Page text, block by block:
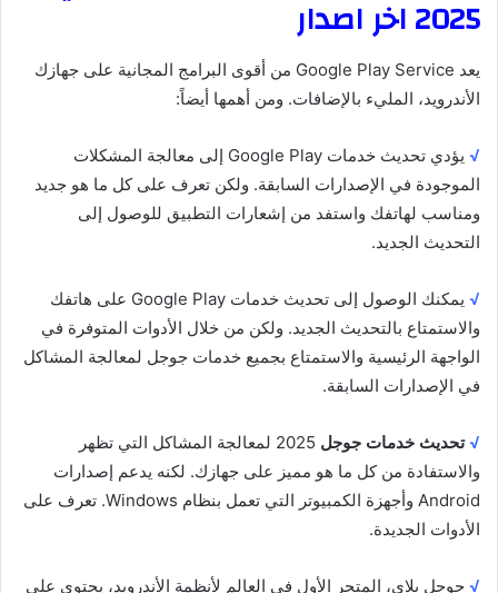
2025 اخر اصدار
يعد Google Play Service من أقوى البرامج المجانية على جهازك
الأندرويد، المليء بالإضافات. ومن أهمها أيضاً:
√
يؤدي تحديث خدمات Google Play إلى معالجة المشكلات
الموجودة في الإصدارات السابقة. ولكن تعرف على كل ما هو جديد
ومناسب لهاتفك واستفد من إشعارات التطبيق للوصول إلى
التحديث الجديد.
√
يمكنك الوصول إلى تحديث خدمات Google Play على هاتفك
والاستمتاع بالتحديث الجديد. ولكن من خلال الأدوات المتوفرة في
الواجهة الرئيسية والاستمتاع بجميع خدمات جوجل لمعالجة المشاكل
في الإصدارات السابقة.
√ تحديث خدمات جوجل
2025 لمعالجة المشاكل التي تظهر
والاستفادة من كل ما هو مميز على جهازك. لكنه يدعم إصدارات
Android وأجهزة الكمبيوتر التي تعمل بنظام Windows. تعرف على
الأدوات الجديدة.
√ جوجل بلاي، المتجر الأول في العالم لأنظمة الأندرويد، يحتوي على